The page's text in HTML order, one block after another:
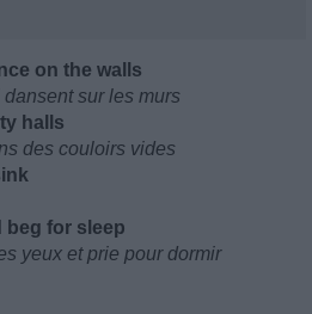
on the walls
sur les murs
halls
des couloirs vides
beg for sleep
yeux et prie pour dormir